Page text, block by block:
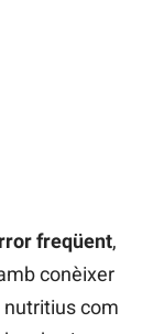
freqüent,
conèixer
nutritius com